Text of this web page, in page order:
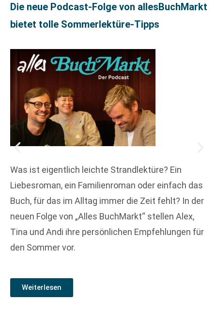
Die neue Podcast-Folge von allesBuchMarkt
bietet tolle Sommerlektüre-Tipps
Was ist eigentlich leichte Strandlektüre? Ein
Liebesroman, ein Familienroman oder einfach das
Buch, für das im Alltag immer die Zeit fehlt? In der
neuen Folge von „Alles BuchMarkt“ stellen Alex,
Tina und Andi ihre persönlichen Empfehlungen für
den Sommer vor.
Weiterlesen